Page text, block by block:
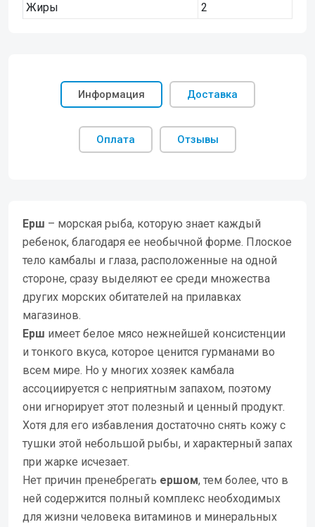
Жиры
2
Информация Доставка
Оплата Отзывы
Ерш – морская рыба, которую знает каждый
ребенок, благодаря ее необычной форме. Плоское
тело камбалы и глаза, расположенные на одной
стороне, сразу выделяют ее среди множества
других морских обитателей на прилавках
магазинов.
Ерш имеет белое мясо нежнейшей консистенции
и тонкого вкуса, которое ценится гурманами во
всем мире. Но у многих хозяек камбала
ассоциируется с неприятным запахом, поэтому
они игнорирует этот полезный и ценный продукт.
Хотя для его избавления достаточно снять кожу с
тушки этой небольшой рыбы, и характерный запах
при жарке исчезает.
Нет причин пренебрегать ершом, тем более, что в
ней содержится полный комплекс необходимых
для жизни человека витаминов и минеральных